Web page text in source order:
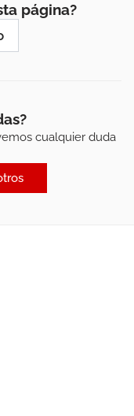
página?
cualquier duda